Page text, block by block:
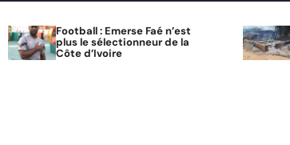
Football : Emerse Faé n’est
plus le sélectionneur de la
Côte d’Ivoire